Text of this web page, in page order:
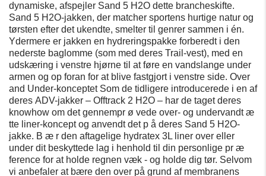
dynamiske, afspejler Sand 5 H2O dette brancheskifte.
Sand 5 H2O-jakken, der matcher sportens hurtige natur og
tørsten efter det ukendte, smelter til genrer sammen i én.
Ydermere er jakken en hydreringspakke forberedt i den
nederste baglomme (som med deres Trail-vest), med en
udskæring i venstre hjørne til at føre en vandslange under
armen og op foran for at blive fastgjort i venstre side. Over
and Under-konceptet Som de tidligere introducerede i en af
​deres ADV-jakker – Offtrack 2 H2O – har de taget deres
knowhow om det gennempr ø vede over- og undervandtæ
tte liner-koncept og anvendt det p å deres Sand 5 H2O-
jakke. B æ r den aftagelige hydratex 3L liner over eller
under dit beskyttede lag i henhold til din personlige pr æ
ference for at holde regnen væk - og holde dig tør. Selvom
vi anbefaler at bære den over på grund af membranens